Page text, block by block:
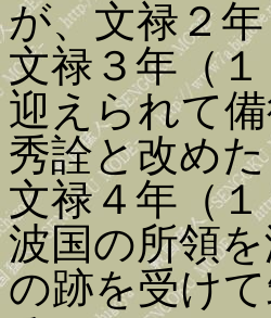
が、文禄２
文禄３年（
迎えられて
秀詮と改め
文禄４年（
波国の所領
の跡を受け